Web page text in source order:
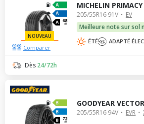
NOUVEAU
68
dB
MICHELIN PRIMACY
205/55R16 91V
EV
Meilleure note sur sol
ÉTÉ ADAPTÉ
Dès 24/72h
Comparer
72
dB
GOODYEAR
205/55R16 94V EVR